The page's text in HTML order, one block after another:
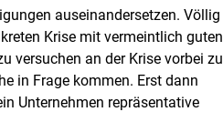
auseinandersetzen. Völlig
Krise mit vermeintlich guten
versuchen an der Krise vorbei zu
in Frage kommen. Erst dann
Unternehmen repräsentative